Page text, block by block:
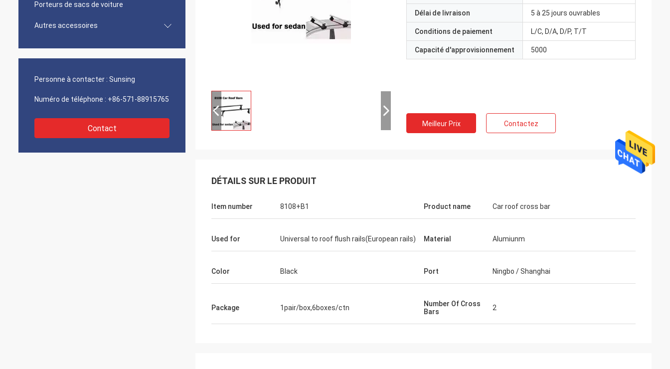
Porteurs de sacs de voiture
Autres accessoires
Personne à contacter : Sunsing
Numéro de téléphone : +86-571-88915765
Contact
Délai de livraison 5 à 25 jours ouvrables
Conditions de paiement L/C, D/A, D/P, T/T
Capacité d'approvisionnement 5000
Meilleur Prix Contactez
DÉTAILS SUR LE PRODUIT
Item number 8108+B1 Product name Car roof cross bar
Used for Universal to roof flush rails(European rails) Material Alumiunm
Color Black Port Ningbo / Shanghai
Package 1pair/box,6boxes/ctn
Number Of Cross
Bars
2